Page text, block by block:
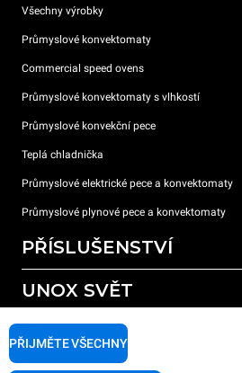
Všechny výrobky
Průmyslové konvektomaty
Commercial speed ovens
Průmyslové konvektomaty s vlhkostí
Průmyslové konvekční pece
Teplá chladnička
Průmyslové elektrické pece a konvektomaty
Průmyslové plynové pece a konvektomaty
PŘÍSLUŠENSTVÍ
Všechna příslušenství
Čisticí prostředky pro ruční mytí
UNOX SVĚT
Naše pobočky po celém světě
PODPORA
PŘIJMĚTE VŠECHNY